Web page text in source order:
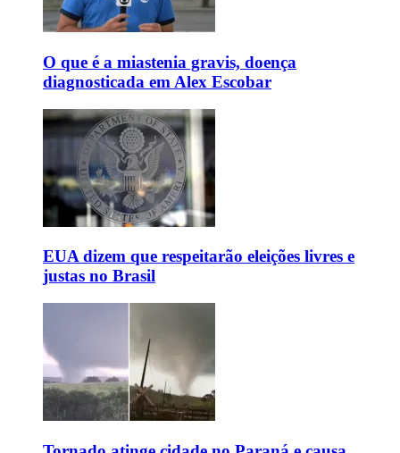
O que é a miastenia gravis, doença
diagnosticada em Alex Escobar
EUA dizem que respeitarão eleições livres e
justas no Brasil